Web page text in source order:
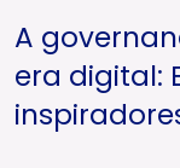
A
era digital: